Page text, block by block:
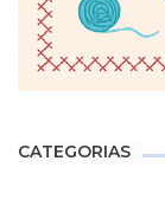
CATEGORIAS